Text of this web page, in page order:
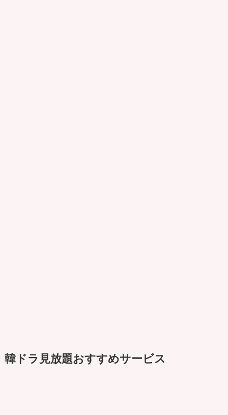
韓ドラ見放題おすすめサービス